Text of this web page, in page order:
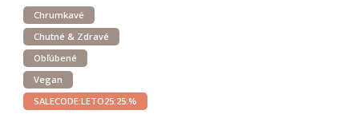
Chrumkavé
Chutné & Zdravé
Obľúbené
Vegan
SALECODE:LETO25:25:%